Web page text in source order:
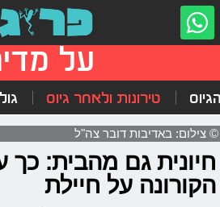
על
טירונות ולאחר גיוס
© צילום: באדיבות דובר צה"ל
חיונית גם מהבית: כך
הקורונה על חיילת